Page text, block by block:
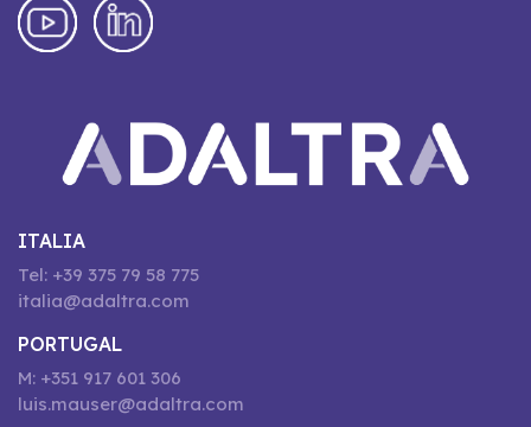
ITALIA
Tel: +39 375 79 58 775
italia@adaltra.com
PORTUGAL
M: +351 917 601 306
luis.mauser@adaltra.com